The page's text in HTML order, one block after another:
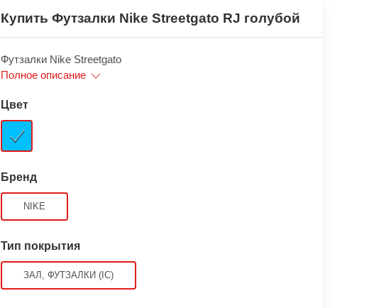
Купить Футзалки Nike Streetgato RJ голубой
Футзалки Nike Streetgato
Полное описание
Цвет
Бренд
NIKE
Тип покрытия
ЗАЛ, ФУТЗАЛКИ (IC)